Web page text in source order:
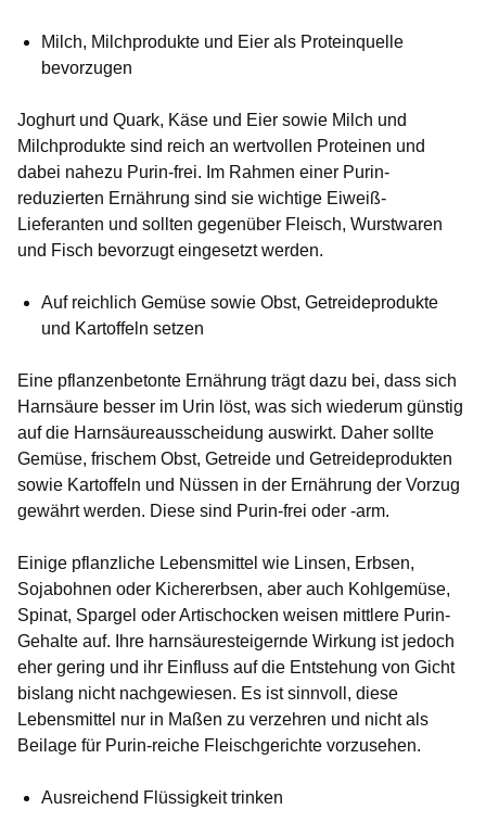
Milch, Milchprodukte und Eier als Proteinquelle
bevorzugen
Joghurt und Quark, Käse und Eier sowie Milch und
Milchprodukte sind reich an wertvollen Proteinen und
dabei nahezu Purin-frei. Im Rahmen einer Purin-
reduzierten Ernährung sind sie wichtige Eiweiß-
Lieferanten und sollten gegenüber Fleisch, Wurstwaren
und Fisch bevorzugt eingesetzt werden.
Auf reichlich Gemüse sowie Obst, Getreideprodukte
und Kartoffeln setzen
Eine pflanzenbetonte Ernährung trägt dazu bei, dass sich
Harnsäure besser im Urin löst, was sich wiederum günstig
auf die Harnsäureausscheidung auswirkt. Daher sollte
Gemüse, frischem Obst, Getreide und Getreideprodukten
sowie Kartoffeln und Nüssen in der Ernährung der Vorzug
gewährt werden. Diese sind Purin-frei oder -arm.
Einige pflanzliche Lebensmittel wie Linsen, Erbsen,
Sojabohnen oder Kichererbsen, aber auch Kohlgemüse,
Spinat, Spargel oder Artischocken weisen mittlere Purin-
Gehalte auf. Ihre harnsäuresteigernde Wirkung ist jedoch
eher gering und ihr Einfluss auf die Entstehung von Gicht
bislang nicht nachgewiesen. Es ist sinnvoll, diese
Lebensmittel nur in Maßen zu verzehren und nicht als
Beilage für Purin-reiche Fleischgerichte vorzusehen.
Ausreichend Flüssigkeit trinken